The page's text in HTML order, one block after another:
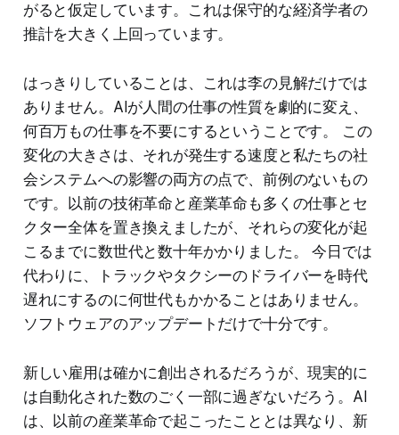
がると仮定しています。これは保守的な経済学者の
推計を大きく上回っています。
はっきりしていることは、これは李の見解だけでは
ありません。AIが人間の仕事の性質を劇的に変え、
何百万もの仕事を不要にするということです。 この
変化の大きさは、それが発生する速度と私たちの社
会システムへの影響の両方の点で、前例のないもの
です。以前の技術革命と産業革命も多くの仕事とセ
クター全体を置き換えましたが、それらの変化が起
こるまでに数世代と数十年かかりました。 今日では
代わりに、トラックやタクシーのドライバーを時代
遅れにするのに何世代もかかることはありません。
ソフトウェアのアップデートだけで十分です。
新しい雇用は確かに創出されるだろうが、現実的に
は自動化された数のごく一部に過ぎないだろう。AI
は、以前の産業革命で起こったこととは異なり、新